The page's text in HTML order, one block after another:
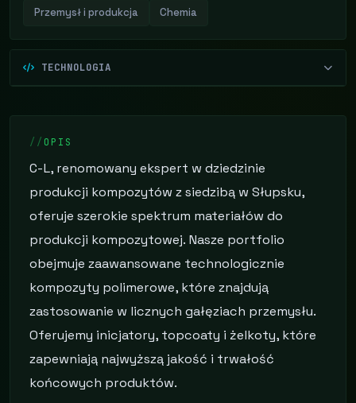
Przemysł i produkcja Chemia
TECHNOLOGIA
OPIS
C-L, renomowany ekspert w dziedzinie
produkcji kompozytów z siedzibą w Słupsku,
oferuje szerokie spektrum materiałów do
produkcji kompozytowej. Nasze portfolio
obejmuje zaawansowane technologicznie
kompozyty polimerowe, które znajdują
zastosowanie w licznych gałęziach przemysłu.
Oferujemy inicjatory, topcoaty i żelkoty, które
zapewniają najwyższą jakość i trwałość
końcowych produktów.